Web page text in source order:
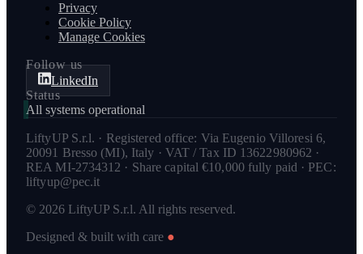
Privacy
Cookie Policy
Manage Cookies
Follow us
LinkedIn
Status
All systems operational
LiftyUP S.r.l. · Registered office: Via Eugenio Villoresi 6,
20091 Bresso (MI), Italy · VAT / Tax ID 13622980962 ·
REA MI-2734312 · Share capital €10,000 fully paid · PEC:
liftyup@pec.it
© 2026 LiftyUP S.r.l. All rights reserved.
Designed & built with care ●